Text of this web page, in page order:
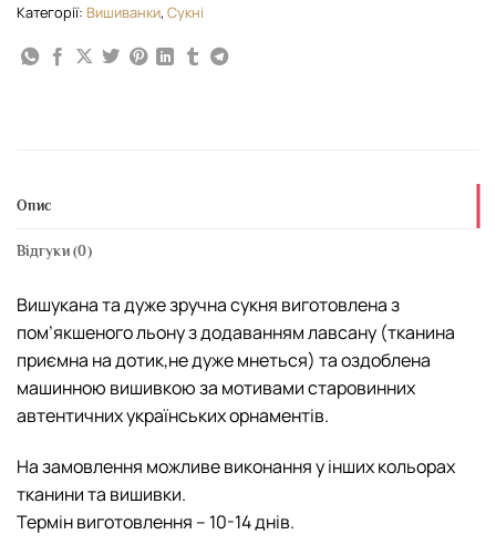
Категорії: Вишиванки, Сукні
Опис
Відгуки (0)
Вишукана та дуже зручна сукня виготовлена з
пом’якшеного льону з додаванням лавсану (тканина
приємна на дотик,не дуже мнеться) та оздоблена
машинною вишивкою за мотивами старовинних
автентичних українських орнаментів.
На замовлення можливе виконання у інших кольорах
тканини та вишивки.
Термін виготовлення – 10-14 днів.